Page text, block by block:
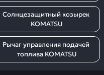
Солнцезащитный козырек
KOMATSU
Рычаг управления подачей
топлива KOMATSU